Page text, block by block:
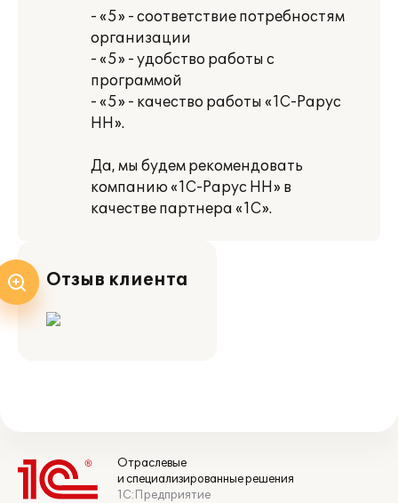
- «5» - соответствие потребностям
организации
- «5» - удобство работы с
программой
- «5» - качество работы «1С-Рарус
НН».
Да, мы будем рекомендовать
компанию «1С-Рарус НН» в
качестве партнера «1С».
Отзыв клиента
Отраслевые
и специализированные решения
1С:Предприятие